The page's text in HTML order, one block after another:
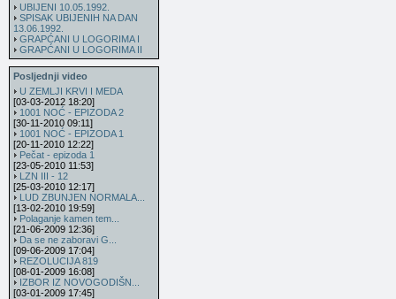
UBIJENI 10.05.1992.
SPISAK UBIJENIH NA DAN
13.06.1992.
GRAPĆANI U LOGORIMA I
GRAPĆANI U LOGORIMA II
Posljednji video
U ZEMLJI KRVI I MEDA
[03-03-2012 18:20]
1001 NOĆ - EPIZODA 2
[30-11-2010 09:11]
1001 NOĆ - EPIZODA 1
[20-11-2010 12:22]
Pečat - epizoda 1
[23-05-2010 11:53]
LZN III - 12
[25-03-2010 12:17]
LUD ZBUNJEN NORMALA...
[13-02-2010 19:59]
Polaganje kamen tem...
[21-06-2009 12:36]
Da se ne zaboravi G...
[09-06-2009 17:04]
REZOLUCIJA 819
[08-01-2009 16:08]
IZBOR IZ NOVOGODIŠN...
[03-01-2009 17:45]